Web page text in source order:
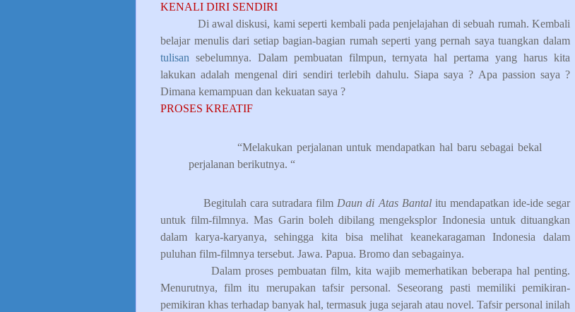
KENALI DIRI SENDIRI
Di awal diskusi, kami seperti kembali pada penjelajahan di sebuah rumah. Kembali
belajar menulis dari setiap bagian-bagian rumah seperti yang pernah saya tuangkan dalam
tulisan sebelumnya. Dalam pembuatan filmpun, ternyata hal pertama yang harus kita
lakukan adalah mengenal diri sendiri terlebih dahulu. Siapa saya ? Apa passion saya ?
Dimana kemampuan dan kekuatan saya ?
PROSES KREATIF
“Melakukan perjalanan untuk mendapatkan hal baru sebagai bekal
perjalanan berikutnya. “
Begitulah cara sutradara film Daun di Atas Bantalitu mendapatkan ide-ide segar
untuk film-filmnya. Mas Garin boleh dibilang mengeksplor Indonesia untuk dituangkan
dalam karya-karyanya, sehingga kita bisa melihat keanekaragaman Indonesia dalam
puluhan film-filmnya tersebut. Jawa. Papua. Bromo dan sebagainya.
Dalam proses pembuatan film, kita wajib memerhatikan beberapa hal penting.
Menurutnya, film itu merupakan tafsir personal. Seseorang pasti memiliki pemikiran-
pemikiran khas terhadap banyak hal, termasuk juga sejarah atau novel. Tafsir personal inilah